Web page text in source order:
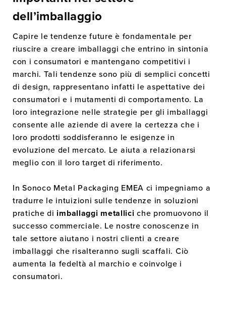
dell’imballaggio
Capire le tendenze future è fondamentale per
riuscire a creare imballaggi che entrino in sintonia
con i consumatori e mantengano competitivi i
marchi. Tali tendenze sono più di semplici concetti
di design, rappresentano infatti le aspettative dei
consumatori e i mutamenti di comportamento. La
loro integrazione nelle strategie per gli imballaggi
consente alle aziende di avere la certezza che i
loro prodotti soddisferanno le esigenze in
evoluzione del mercato. Le aiuta a relazionarsi
meglio con il loro target di riferimento.
In Sonoco Metal Packaging EMEA ci impegniamo a
tradurre le intuizioni sulle tendenze in soluzioni
pratiche di imballaggi metallici che promuovono il
successo commerciale. Le nostre conoscenze in
tale settore aiutano i nostri clienti a creare
imballaggi che risalteranno sugli scaffali. Ciò
aumenta la fedeltà al marchio e coinvolge i
consumatori.